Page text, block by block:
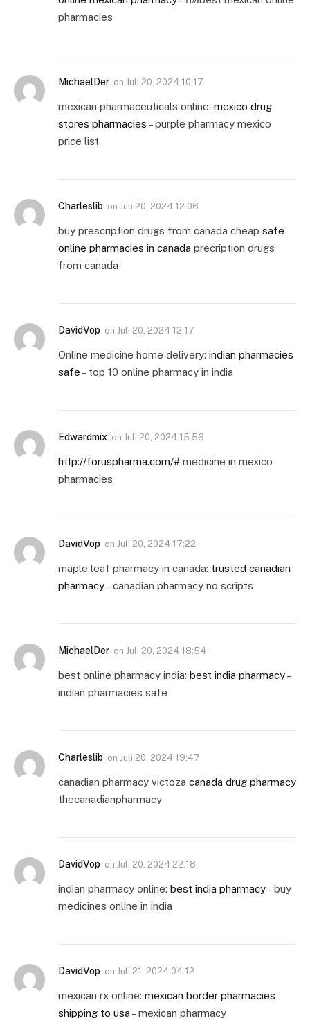
pharmacies
MichaelDer on Juli 20, 2024 10:17
mexican pharmaceuticals online: mexico drug
stores pharmacies – purple pharmacy mexico
price list
Charleslib on Juli 20, 2024 12:06
buy prescription drugs from canada cheap safe
online pharmacies in canada precription drugs
from canada
DavidVop on Juli 20, 2024 12:17
Online medicine home delivery: indian pharmacies
safe – top 10 online pharmacy in india
Edwardmix on Juli 20, 2024 15:56
http://foruspharma.com/# medicine in mexico
pharmacies
DavidVop on Juli 20, 2024 17:22
maple leaf pharmacy in canada: trusted canadian
pharmacy– canadian pharmacy no scripts
MichaelDer on Juli 20, 2024 18:54
best online pharmacy india: best india pharmacy–
indian pharmacies safe
Charleslib on Juli 20, 2024 19:47
canadian pharmacy victoza canada drug pharmacy
thecanadianpharmacy
DavidVop on Juli 20, 2024 22:18
indian pharmacy online: best india pharmacy– buy
medicines online in india
DavidVop on Juli 21, 2024 04:12
mexican rx online: mexican border pharmacies
shipping to usa – mexican pharmacy